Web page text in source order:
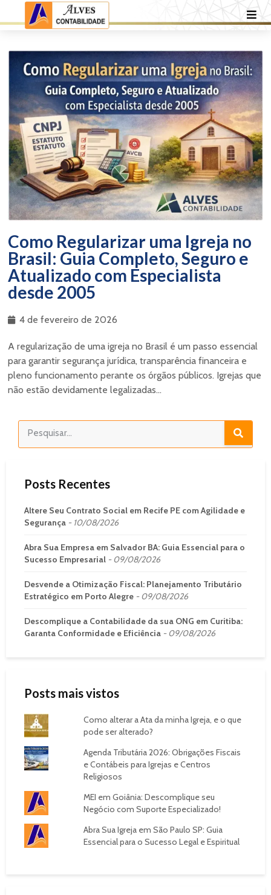
Como Regularizar uma Igreja no
Brasil: Guia Completo, Seguro e
Atualizado com Especialista
desde 2005
4 de fevereiro de 2026
A regularização de uma igreja no Brasil é um passo essencial
para garantir segurança jurídica, transparência financeira e
pleno funcionamento perante os órgãos públicos. Igrejas que
não estão devidamente legalizadas...
Posts Recentes
Altere Seu Contrato Social em Recife PE com Agilidade e
Segurança
10/08/2026
Abra Sua Empresa em Salvador BA: Guia Essencial para o
Sucesso Empresarial
09/08/2026
Desvende a Otimização Fiscal: Planejamento Tributário
Estratégico em Porto Alegre
09/08/2026
Descomplique a Contabilidade da sua ONG em Curitiba:
Garanta Conformidade e Eficiência
09/08/2026
Posts mais vistos
Como alterar a Ata da minha Igreja, e o que
pode ser alterado?
Agenda Tributária 2026: Obrigações Fiscais
e Contábeis para Igrejas e Centros
Religiosos
MEI em Goiânia: Descomplique seu
Negócio com Suporte Especializado!
Abra Sua Igreja em São Paulo SP: Guia
Essencial para o Sucesso Legal e Espiritual